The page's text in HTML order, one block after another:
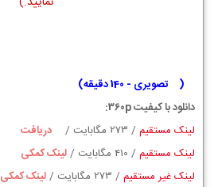
( تصویری - 140 دقیقه
)
دانلود با کیفیت 360p:
لینک مستقیم / 273 مگابایت /
دریافت
لینک مستقیم / 410 مگابایت /
لینک کمکی
لینک غیر مستقیم / 273 مگابایت /
لینک کمکی